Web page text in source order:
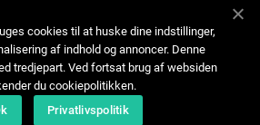
Kontakta oss
Sitemap
cookies til at huske dine indstillinger,
af indhold og annoncer. Denne
tredjepart. Ved fortsat brug af websiden
du cookiepolitikken.
Privatlivspolitik